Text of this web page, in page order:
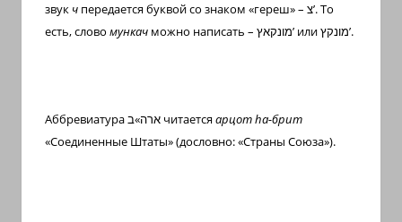
звук ч передается буквой со знаком «гереш» – צ’. То
есть, слово мункач можно написать – מונקאץ’или מונקץ’.
Аббревиатураארה»ב читаетсяарцотhа-брит
«Соединенные Штаты» (дословно: «Страны Союза»).